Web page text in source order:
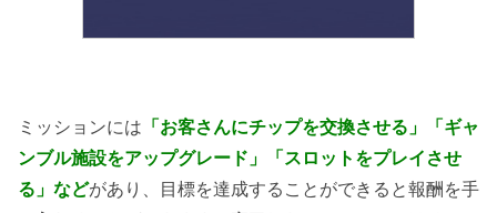
ミッションには 「お客さんにチップを交換させる」「ギャ
ンブル施設をアップグレード」「スロットをプレイさせ
る」などがあり、目標を達成することができると報酬を手